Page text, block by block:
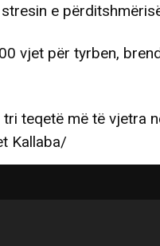
e
vjet për tyrben,
teqetë më të vjetra
Kallaba/